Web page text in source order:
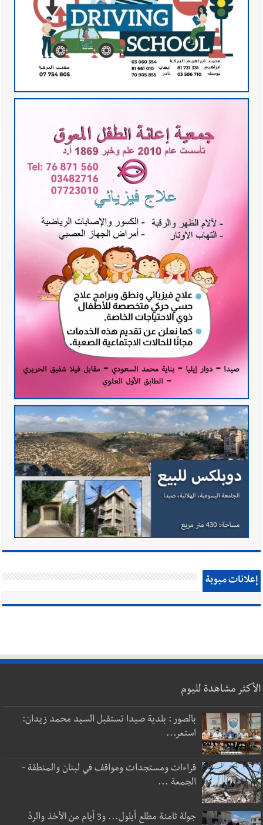
إعلانات مبوبة
الأكثر مشاهدة لليوم
بالصور : بلدية صيدا تستقبل السيد محمد زيدان:
استعر...
قراءات ومستجدات ومواقف في لبنان والمنطقة -
الجمعة ...
جولة ثامنة مطلع أيلول... و3 أيام من الأخذ والردّ